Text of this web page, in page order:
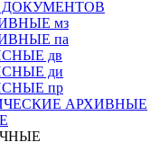
мз
па
дв
ди
пр
АРХИВНЫЕ